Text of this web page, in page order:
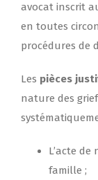
avocat inscrit
en toutes
procédures de
Les pièces
nature des
L’acte
famille ;